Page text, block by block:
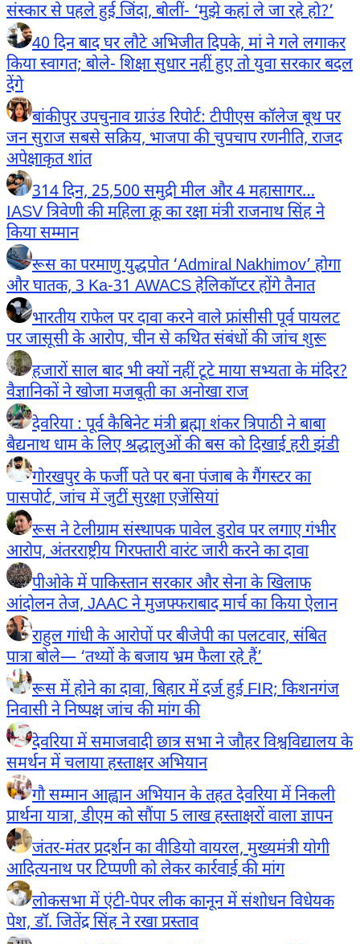
संस्कार से पहले हुई जिंदा, बोलीं- ‘मुझे कहां ले जा रहे हो?’
40 दिन बाद घर लौटे अभिजीत दिपके, मां ने गले लगाकर
किया स्वागत; बोले- शिक्षा सुधार नहीं हुए तो युवा सरकार बदल
देंगे
बांकीपुर उपचुनाव ग्राउंड रिपोर्ट: टीपीएस कॉलेज बूथ पर
जन सुराज सबसे सक्रिय, भाजपा की चुपचाप रणनीति, राजद
अपेक्षाकृत शांत
314 दिन, 25,500 समुद्री मील और 4 महासागर…
IASV त्रिवेणी की महिला क्रू का रक्षा मंत्री राजनाथ सिंह ने
किया सम्मान
रूस का परमाणु युद्धपोत ‘Admiral Nakhimov’ होगा
और घातक, 3 Ka-31 AWACS हेलिकॉप्टर होंगे तैनात
भारतीय राफेल पर दावा करने वाले फ्रांसीसी पूर्व पायलट
पर जासूसी के आरोप, चीन से कथित संबंधों की जांच शुरू
हजारों साल बाद भी क्यों नहीं टूटे माया सभ्यता के मंदिर?
वैज्ञानिकों ने खोजा मजबूती का अनोखा राज
देवरिया : पूर्व कैबिनेट मंत्री ब्रह्मा शंकर त्रिपाठी ने बाबा
बैद्यनाथ धाम के लिए श्रद्धालुओं की बस को दिखाई हरी झंडी
गोरखपुर के फर्जी पते पर बना पंजाब के गैंगस्टर का
पासपोर्ट, जांच में जुटीं सुरक्षा एजेंसियां
रूस ने टेलीग्राम संस्थापक पावेल डुरोव पर लगाए गंभीर
आरोप, अंतरराष्ट्रीय गिरफ्तारी वारंट जारी करने का दावा
पीओके में पाकिस्तान सरकार और सेना के खिलाफ
आंदोलन तेज, JAAC ने मुजफ्फराबाद मार्च का किया ऐलान
राहुल गांधी के आरोपों पर बीजेपी का पलटवार, संबित
पात्रा बोले— ‘तथ्यों के बजाय भ्रम फैला रहे हैं’
रूस में होने का दावा, बिहार में दर्ज हुई FIR; किशनगंज
निवासी ने निष्पक्ष जांच की मांग की
देवरिया में समाजवादी छात्र सभा ने जौहर विश्वविद्यालय के
समर्थन में चलाया हस्ताक्षर अभियान
गौ सम्मान आह्वान अभियान के तहत देवरिया में निकली
प्रार्थना यात्रा, डीएम को सौंपा 5 लाख हस्ताक्षरों वाला ज्ञापन
जंतर-मंतर प्रदर्शन का वीडियो वायरल, मुख्यमंत्री योगी
आदित्यनाथ पर टिप्पणी को लेकर कार्रवाई की मांग
लोकसभा में एंटी-पेपर लीक कानून में संशोधन विधेयक
पेश, डॉ. जितेंद्र सिंह ने रखा प्रस्ताव